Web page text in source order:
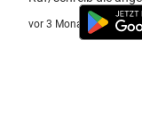
vor 3 Monate